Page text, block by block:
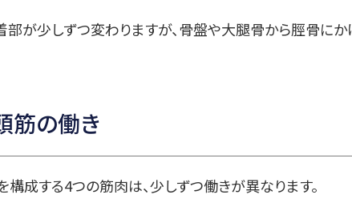
が少しずつ変わりますが、骨盤や大腿骨から脛骨にか
筋の働き
成する4つの筋肉は、少しずつ働きが異なります。